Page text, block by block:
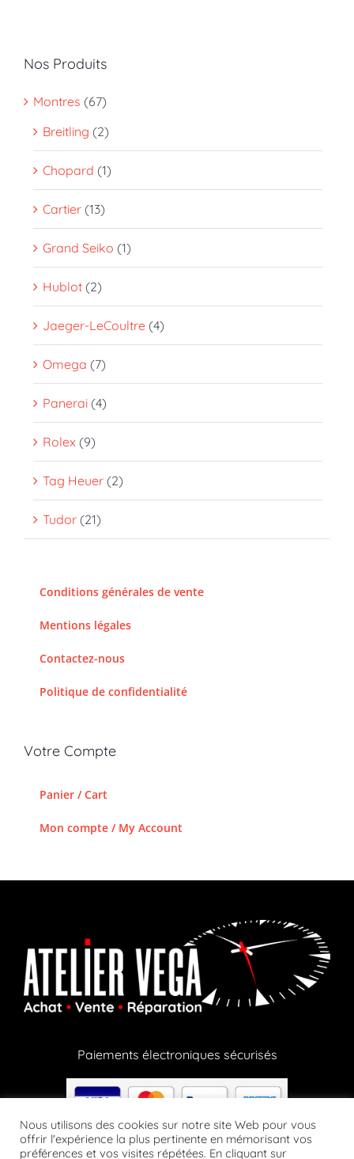
Nos Produits
Montres (67)
Breitling (2)
Chopard (1)
Cartier (13)
Grand Seiko (1)
Hublot (2)
Jaeger-LeCoultre (4)
Omega (7)
Panerai (4)
Rolex (9)
Tag Heuer (2)
Tudor (21)
Conditions générales de vente
Mentions légales
Contactez-nous
Politique de confidentialité
Votre Compte
Panier / Cart
Mon compte / My Account
Paiements électroniques sécurisés
Nous utilisons des cookies sur notre site Web pour vous
offrir l'expérience la plus pertinente en mémorisant vos
préférences et vos visites répétées. En cliquant sur